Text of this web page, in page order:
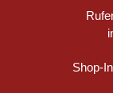
Shop-